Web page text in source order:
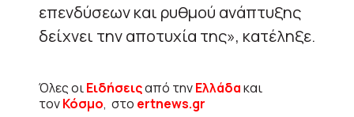
επενδύσεων και ρυθμού ανάπτυξης
δείχνει την αποτυχία της», κατέληξε.
Όλες οιΕιδήσειςαπό τηνΕλλάδακαι
τονΚόσμο, στο ertnews.gr